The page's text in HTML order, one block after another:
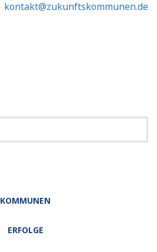
kontakt@zukunftskommunen.de
KOMMUNEN
ERFOLGE